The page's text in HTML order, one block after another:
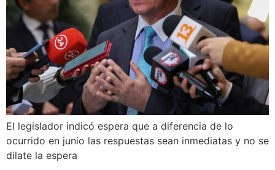
El legislador indicó espera que a diferencia de lo
ocurrido en junio las respuestas sean inmediatas y no se
dilate la espera